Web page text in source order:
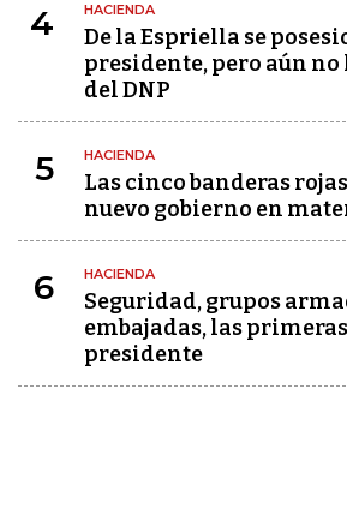
4 HACIENDA
De la Espriella se
presidente, pero aún
del DNP
5 HACIENDA
Las cinco banderas
nuevo gobierno en
6 HACIENDA
Seguridad, grupos
embajadas, las
presidente